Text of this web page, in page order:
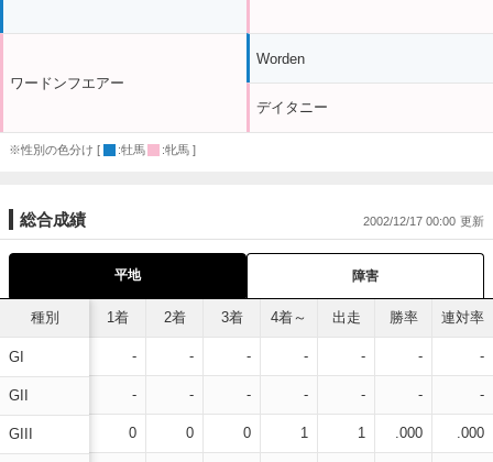
ワードンフエアー
Worden
デイタニー
※性別の色分け [ :牡馬 :牝馬 ]
総合成績 2002/12/17 00:00
平地 障害
種別
GI
GII
GIII
1着 2着 3着 4着～ 出走 勝率 連対率
- - - - - - -
- - - - - - -
0 0 0 1 1 .000 .000